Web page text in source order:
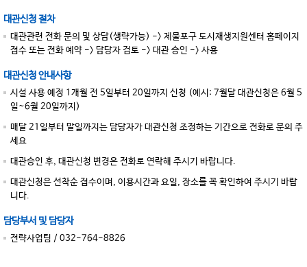
대관신청 절차
대관관련 전화 문의 및 상담(생략가능) -> 제물포구 도시재생지원센터 홈페이지
접수 또는 전화 예약 -> 담당자 검토 -> 대관 승인 -> 사용
대관신청 안내사항
시설 사용 예정 1개월 전 5일부터 20일까지 신청 (예시: 7월달 대관신청은 6월 5
일~6월 20일까지)
매달 21일부터 말일까지는 담당자가 대관신청 조정하는 기간으로 전화로 문의 주
세요
대관승인 후, 대관신청 변경은 전화로 연락해 주시기 바랍니다.
대관신청은 선착순 접수이며, 이용시간과 요일, 장소를 꼭 확인하여 주시기 바랍
니다.
담당부서 및 담당자
전략사업팀 / 032-764-8826